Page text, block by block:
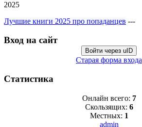
2025
Лучшие книги 2025 про попаданцев ---
Вход на сайт
Войти через uID
Старая форма входа
Статистика
Онлайн всего: 7
Скользящих: 6
Местных: 1
admin